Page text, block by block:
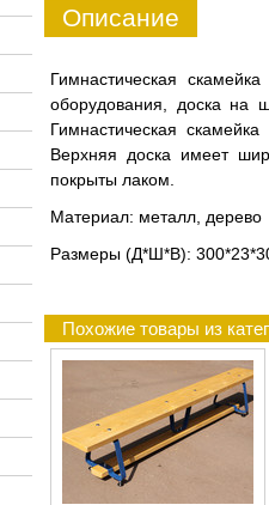
Описание
Гимнастическая
оборудования, доска на
Гимнастическая
Верхняя доска имеет
покрыты лаком.
Материал: металл, дерево
Размеры (Д*Ш*В):
Похожие товары из